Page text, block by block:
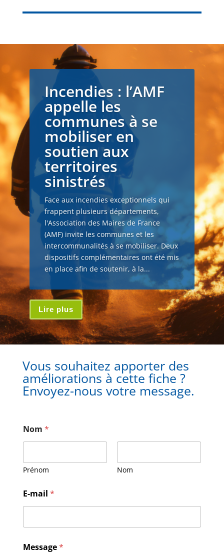
Incendies : l’AMF
appelle les
communes à se
mobiliser en
soutien aux
territoires
sinistrés
Face aux incendies exceptionnels qui
frappent plusieurs départements,
l'Association des Maires de France
(AMF) invite les communes et les
intercommunalités à se mobiliser. Deux
dispositifs complémentaires ont été mis
en place afin de soutenir, à la...
Lire plus
Vous souhaitez apporter des
améliorations à cette fiche ?
Envoyez-nous votre message.
Nom *
Prénom Nom
e
s
a
e
E-mail *
Message*